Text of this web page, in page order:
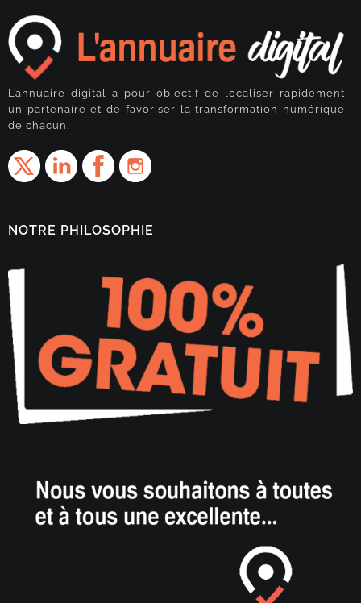
L’annuaire digital a pour objectif de localiser rapidement
un partenaire et de favoriser la transformation numérique
de chacun.
NOTRE PHILOSOPHIE